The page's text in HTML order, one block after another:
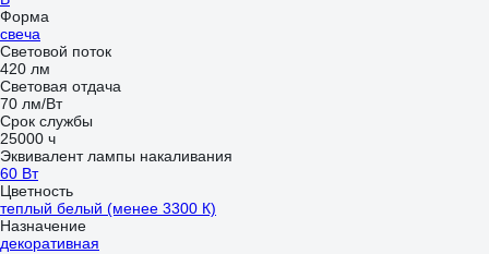
Форма
свеча
Световой поток
420 лм
Световая отдача
70 лм/Вт
Срок службы
25000 ч
Эквивалент лампы накаливания
60 Вт
Цветность
теплый белый (менее 3300 К)
Назначение
декоративная